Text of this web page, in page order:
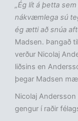
„Ég lít á þetta
nákvæmlega sú
ég ætti að snúa
Madsen. Þangað
verður Nicolaj
liðsins en
þegar Madsen
Nicolaj
gengur í raðir